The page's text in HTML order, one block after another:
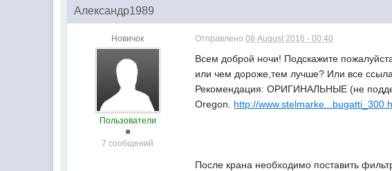
Александр1989
Новичок
Пользователи
7 сообщений
Отправлено08 August 2016 - 00:40
Всем доброй ночи! Подскажите
или чем дороже,тем лучше? Или все
Рекомендация: ОРИГИНАЛЬНЫЕ (не
Oregon. http://
После крана необходимо поставить